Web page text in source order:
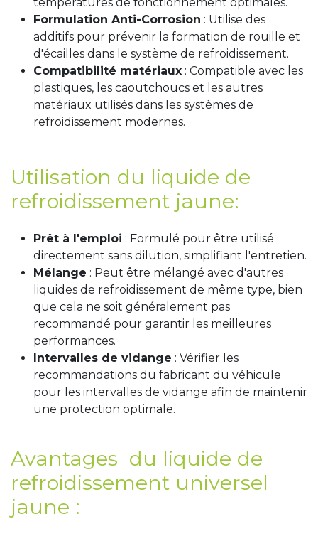
Formulation Anti-Corrosion : Utilise des
additifs pour prévenir la formation de rouille et
d'écailles dans le système de refroidissement.
Compatibilité matériaux : Compatible avec les
plastiques, les caoutchoucs et les autres
matériaux utilisés dans les systèmes de
refroidissement modernes.
Utilisation du liquide de
refroidissement jaune:
Prêt à l'emploi : Formulé pour être utilisé
directement sans dilution, simplifiant l'entretien.
Mélange : Peut être mélangé avec d'autres
liquides de refroidissement de même type, bien
que cela ne soit généralement pas
recommandé pour garantir les meilleures
performances.
Intervalles de vidange : Vérifier les
recommandations du fabricant du véhicule
pour les intervalles de vidange afin de maintenir
une protection optimale.
Avantages du liquide de
refroidissement universel
jaune :